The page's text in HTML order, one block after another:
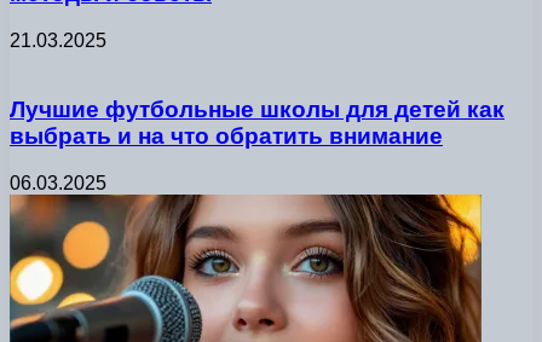
21.03.2025
Лучшие футбольные школы для детей как
выбрать и на что обратить внимание
06.03.2025